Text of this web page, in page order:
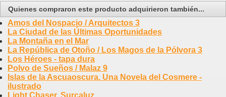
Quienes compraron este producto adquirieron también...
Amos del Nospacio / Arquitectos 3
La Ciudad de las Últimas Oportunidades
La Montaña en el Mar
La República de Otoño / Los Magos de la Pólvora 3
Los Héroes - tapa dura
Polvo de Sueños / Malaz 9
Islas de la Ascuaoscura. Una Novela del Cosmere -
ilustrado